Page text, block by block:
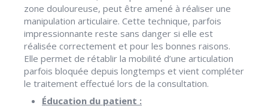
zone douloureuse, peut être amené à réaliser une
manipulation articulaire. Cette technique, parfois
impressionnante reste sans danger si elle est
réalisée correctement et pour les bonnes raisons.
Elle permet de rétablir la mobilité d’une articulation
parfois bloquée depuis longtemps et vient compléter
le traitement effectué lors de la consultation.
Éducation du patient :